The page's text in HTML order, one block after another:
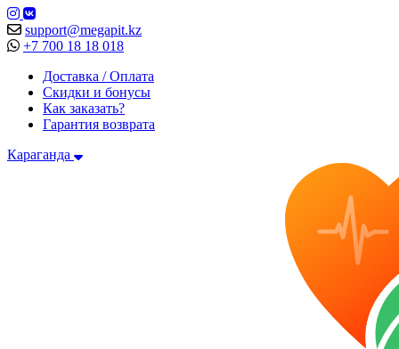
support@megapit.kz
+7 700 18 18 018
Доставка / Оплата
Скидки и бонусы
Как заказать?
Гарантия возврата
Караганда